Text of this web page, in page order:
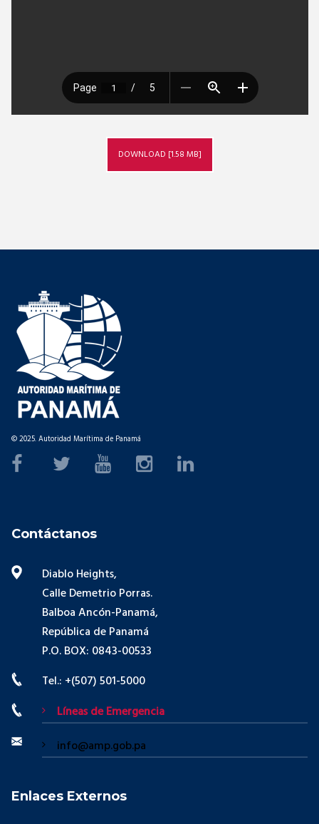
DOWNLOAD [1.58 MB]
© 2025. Autoridad Marítima de Panamá
Contáctanos
Diablo Heights,
Calle Demetrio Porras.
Balboa Ancón-Panamá,
República de Panamá
P.O. BOX: 0843-00533
Tel.: +(507) 501-5000
Líneas de Emergencia
info@amp.gob.pa
Enlaces Externos